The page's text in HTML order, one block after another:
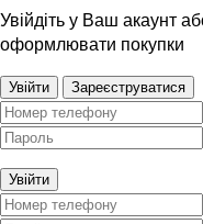
Увійдіть у Ваш акаунт
оформлювати покупки
Увійти Зареєструватися
Увійти